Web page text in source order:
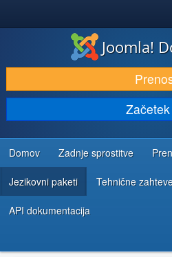
PRENESI IN RAZŠIRI
ODKRIJTE & IZVEJTE
SKUPNOST IN PODPORA
VIRI ZA RAZVIJALCE
Joomla!
Začetek
Domov Zadnje sprostitve
Jezikovni paketi Tehnične
API dokumentacija